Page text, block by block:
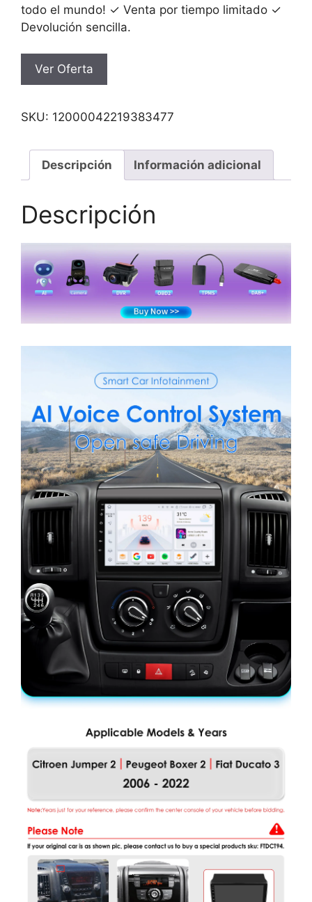
todo el mundo! ✓ Venta por tiempo limitado ✓
Devolución sencilla.
Ver Oferta
SKU: 12000042219383477
Descripción Información adicional
Descripción